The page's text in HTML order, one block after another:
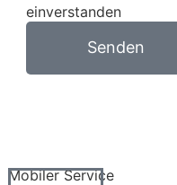
einverstanden
Senden
Mobiler Service